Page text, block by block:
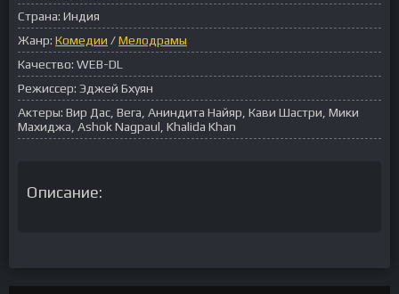
Страна: Индия
Жанр: Комедии /Мелодрамы
Качество: WEB-DL
Режиссер: Эджей Бхуян
Актеры: Вир Дас, Вега, Аниндита Найяр, Кави Шастри, Мики
Махиджа, Ashok Nagpaul, Khalida Khan
Описание: